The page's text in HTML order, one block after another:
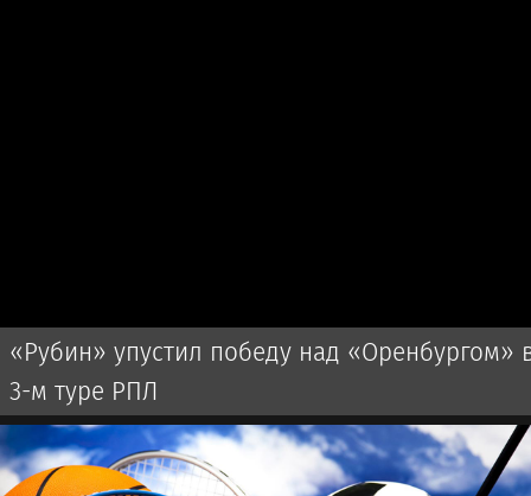
«Рубин» упустил победу над «Оренбургом»
3-м туре РПЛ